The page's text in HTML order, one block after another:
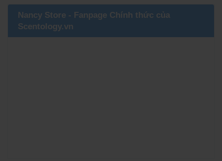
Nancy Store - Fanpage Chính thức của
Scentology.vn